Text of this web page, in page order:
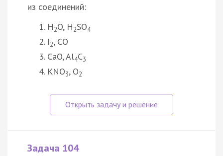
из соединений:
H2O, H2SO4
I2, CO
CaO, Al4C3
KNO3, O2
Задача 104